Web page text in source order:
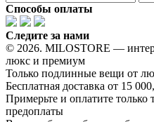
Способы оплаты
Следите за нами
© 2026. MILOSTORE —
люкс и премиум
Только подлинные вещи от
Бесплатная доставка от 15
Примерьте и оплатите только
предоплаты